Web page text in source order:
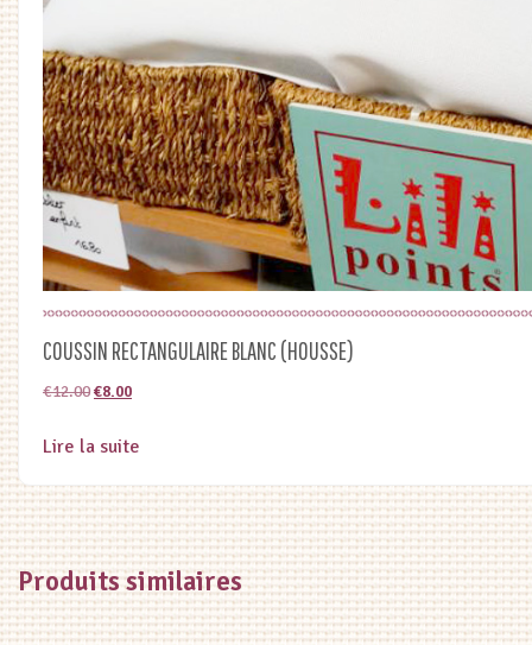
COUSSIN RECTANGULAIRE BLANC (HOUSSE)
€12.00Le
initial
€12.00.
€8.00Le
actuel
€8.00.
Lire la suite
Produits similaires